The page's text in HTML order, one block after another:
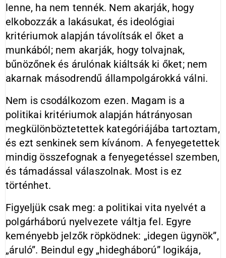
lenne, ha nem tennék. Nem akarják, hogy
elkobozzák a lakásukat, és ideológiai
kritériumok alapján távolítsák el őket a
munkából; nem akarják, hogy tolvajnak,
bűnözőnek és árulónak kiáltsák ki őket; nem
akarnak másodrendű állampolgárokká válni.
Nem is csodálkozom ezen. Magam is a
politikai kritériumok alapján hátrányosan
megkülönböztetettek kategóriájába tartoztam,
és ezt senkinek sem kívánom. A fenyegetettek
mindig összefognak a fenyegetéssel szemben,
és támadással válaszolnak. Most is ez
történhet.
Figyeljük csak meg: a politikai vita nyelvét a
polgárháború nyelvezete váltja fel. Egyre
keményebb jelzők röpködnek: „idegen ügynök”,
„áruló”. Beindul egy „hidegháború” logikája,